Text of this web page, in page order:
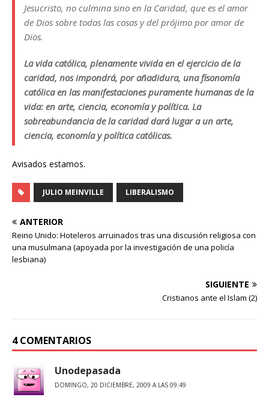
Jesucristo, no culmina sino en la Caridad, que es el amor
de Dios sobre todas las cosas y del prójimo por amor de
Dios.
La vida católica, plenamente vivida en el ejercicio de la
caridad, nos impondrá, por añadidura, una fisonomía
católica en las manifestaciones puramente humanas de la
vida: en arte, ciencia, economía y política. La
sobreabundancia de la caridad dará lugar a un arte,
ciencia, economía y política católicas.
Avisados estamos.
JULIO MEINVILLE LIBERALISMO
ANTERIOR
Reino Unido: Hoteleros arruinados tras una discusión religiosa con
una musulmana (apoyada por la investigación de una policía
lesbiana)
SIGUIENTE
Cristianos ante el Islam (2)
4 COMENTARIOS
Unodepasada
DOMINGO, 20 DICIEMBRE, 2009 A LAS 09:49